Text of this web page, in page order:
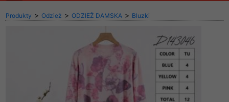
Produkty > Odzież > ODZIEŻ DAMSKA > Bluzki